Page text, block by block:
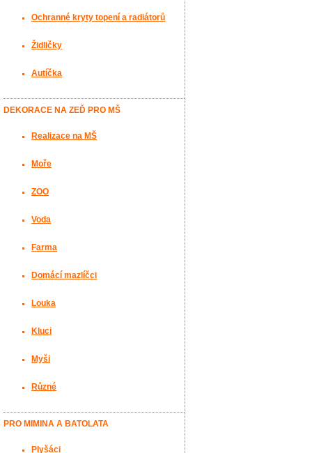
Ochranné kryty topení a radiátorů
Židličky
Autíčka
DEKORACE NA ZEĎ PRO MŠ
Realizace na MŠ
Moře
ZOO
Voda
Farma
Domácí mazlíčci
Louka
Kluci
Myši
Různé
PRO MIMINA A BATOLATA
Plyšáci